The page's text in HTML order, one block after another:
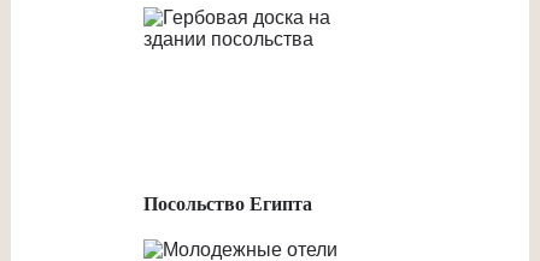
Посольство Египта